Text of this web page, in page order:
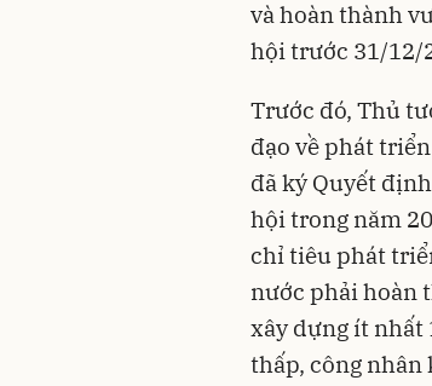
và hoàn thành
hội trước 31/12/
Trước đó, Thủ
đạo về phát
đã ký Quyết
hội trong năm
chỉ tiêu phát
nước phải hoàn
xây dựng ít nhất
thấp, công nhân